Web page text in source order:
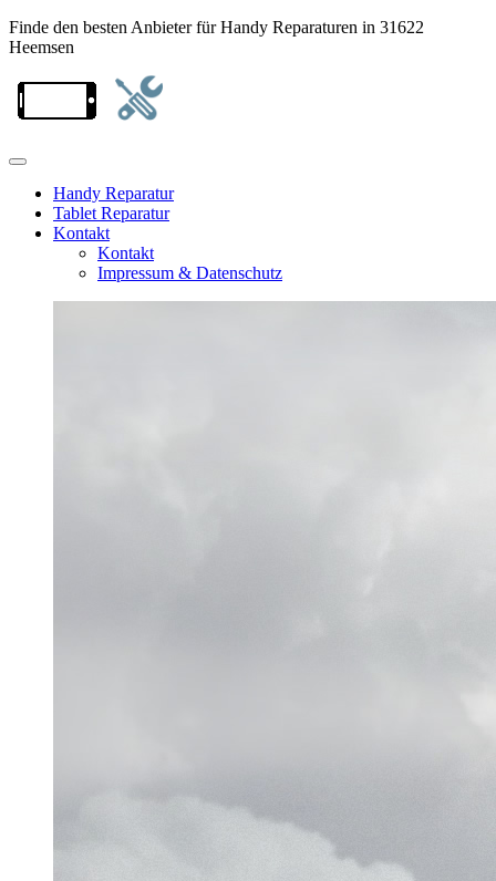
Finde den besten Anbieter für Handy Reparaturen in 31622
Heemsen
Handy Reparatur
Tablet Reparatur
Kontakt
Kontakt
Impressum & Datenschutz